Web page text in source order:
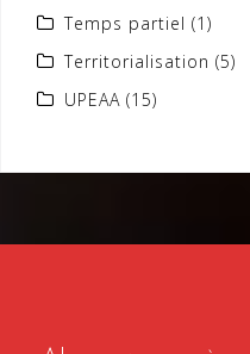
Temps partiel (1)
Territorialisation (5)
UPEAA (15)